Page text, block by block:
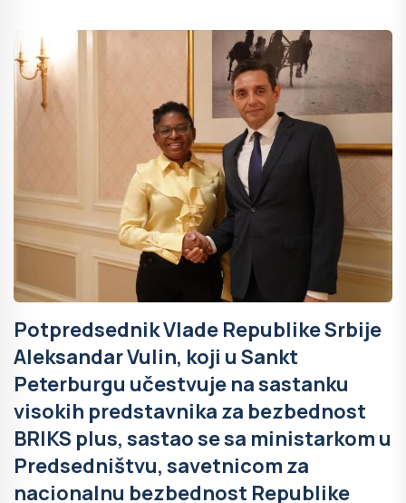
Potpredsednik Vlade Republike Srbije
Aleksandar Vulin, koji u Sankt
Peterburgu učestvuje na sastanku
visokih predstavnika za bezbednost
BRIKS plus, sastao se sa ministarkom u
Predsedništvu, savetnicom za
nacionalnu bezbednost Republike